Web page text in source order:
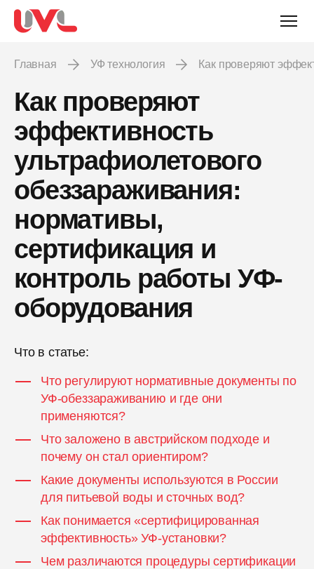
Главная УФ технология Как проверяют
Как проверяют
эффективность
ультрафиолетового
обеззараживания:
нормативы,
сертификация и
контроль работы УФ-
оборудования
Что в статье:
Что регулируют нормативные документы по
УФ-обеззараживанию и где они
применяются?
Что заложено в австрийском подходе и
почему он стал ориентиром?
Какие документы используются в России
для питьевой воды и сточных вод?
Как понимается «сертифицированная
эффективность» УФ-установки?
Чем различаются процедуры сертификации